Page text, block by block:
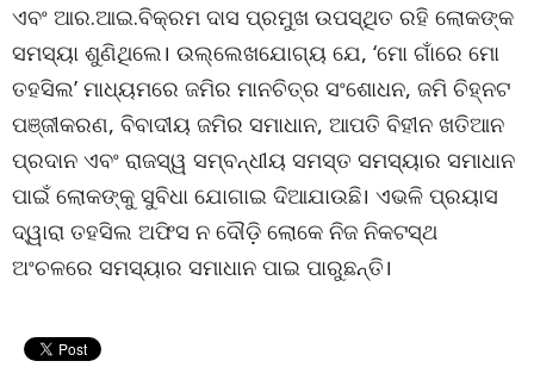
ଏବଂ ଆର.ଆଇ.ବିକ୍ରମ ଦାସ ପ୍ରମୁଖ ଉପସ୍ଥିତ ରହି ଲୋକଙ୍କ
ସମସ୍ୟା ଶୁଣିଥିଲେ। ଉଲ୍ଲେଖଯୋଗ୍ୟ ଯେ, ‘ମୋ ଗାଁରେ ମୋ
ତହସିଲ’ ମାଧ୍ୟମରେ ଜମିର ମାନଚିତ୍ର ସଂଶୋଧନ, ଜମି ଚିହ୍ନଟ
ପଞ୍ଜୀକରଣ, ବିବାଦୀୟ ଜମିର ସମାଧାନ, ଆପତି ବିହୀନ ଖତିଆନ
ପ୍ରଦାନ ଏବଂ ରାଜସ୍ୱ ସମ୍ବନ୍ଧୀୟ ସମସ୍ତ ସମସ୍ୟାର ସମାଧାନ
ପାଇଁ ଲୋକଙ୍କୁ ସୁବିଧା ଯୋଗାଇ ଦିଆଯାଉଛି। ଏଭଳି ପ୍ରୟାସ
ଦ୍ୱାରା ତହସିଲ ଅଫିସ ନ ଦୌଡ଼ି ଲୋକେ ନିଜ ନିକଟସ୍ଥ
ଅଂଚଳରେ ସମସ୍ୟାର ସମାଧାନ ପାଇ ପାରୁଛନ୍ତି।